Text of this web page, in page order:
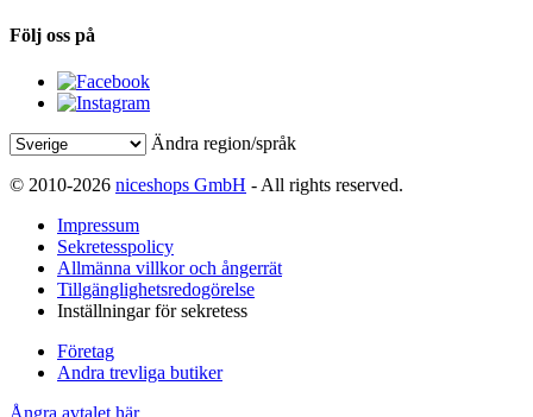
Följ oss på
Ändra region/språk
© 2010-2026 niceshops GmbH - All rights reserved.
Impressum
Sekretesspolicy
Allmänna villkor och ångerrät
Tillgänglighetsredogörelse
Inställningar för sekretess
Företag
Andra trevliga butiker